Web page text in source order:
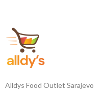
Alldys Food Outlet Sarajevo